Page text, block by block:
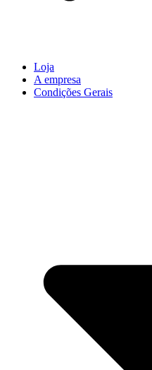
Loja
A empresa
Condições Gerais